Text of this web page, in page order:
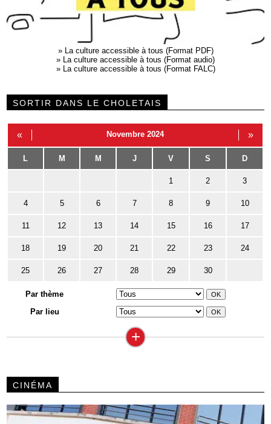
»
La culture accessible à tous (Format PDF)
»
La culture accessible à tous (Format audio)
»
La culture accessible à tous (Format FALC)
SORTIR DANS LE CHOLETAIS
« Novembre 2024 »
L M M J V S D
1 2 3
4 5 6 7 8 9 10
11 12 13 14 15 16 17
18 19 20 21 22 23 24
25 26 27 28 29 30
Par thème
Par lieu
+
CINÉMA